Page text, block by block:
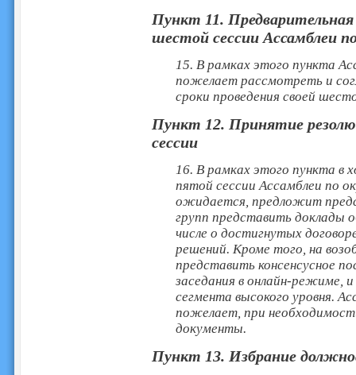
Пункт 11. Предварительная
шестой сессии Ассамблеи
15. В рамках этого пункта
пожелает рассмотреть и
сроки проведения своей
Пункт 12. Принятие
сессии
16. В рамках этого пункта в
пятой сессии Ассамблеи по
ожидается, предложит
групп представить доклады
числе о достигнутых
решений. Кроме того, на
представить консенсусное
заседания в онлайн-режиме,
сегмента высокого уровня.
пожелает, при
документы.
Пункт 13. Избрание